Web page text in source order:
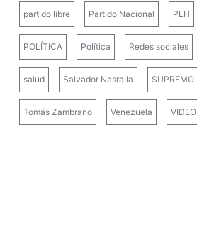
partido libre Partido Nacional PLH
POLÍTICA Política Redes sociales
salud Salvador Nasralla SUPREMO
Tomás Zambrano Venezuela VIDEO